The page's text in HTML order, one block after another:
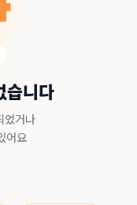
습니다
었거나
어요